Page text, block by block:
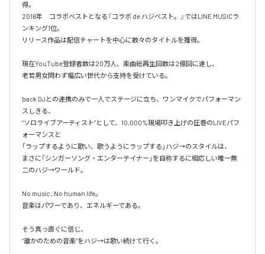
得。
2016年　コラボベストとなる『コラボ de ハジベスト。』ではLINE MUSICラ
ンキング1位。
リリース作品は配信チャートを中心に数々のタイトルを獲得。
現在YouTube登録者数は20万人、楽曲総再生回数は2億回に達し、
老若男女問わず幅広い世代から支持を受けている。
back DJとの連携のみで一人でステージに立ち、ワンマイクでパフォーマン
スしきる、
“ソロライブアーティスト”として、10,000%現場叩き上げの圧巻のLIVEパフ
ォーマンスと
「ラップするように歌い、歌うようにラップする」ハジ→のスタイルは、
まさに「シンガーソング・エンターテイナー」を自称するに相応しい唯一無
二のハジ→ワールド。
No music , No human life。
音楽はパワーであり、エネルギーである。
そう真っ直ぐに信じ、